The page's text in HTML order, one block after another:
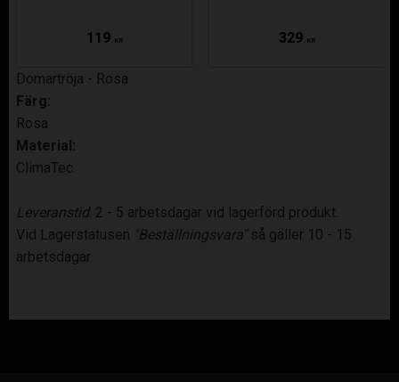
119 KR 329 KR
Domartröja - Rosa
Färg:
Rosa
Material:
ClimaTec.
Leveranstid: 2 - 5 arbetsdagar vid lagerförd produkt.
Vid Lagerstatusen "Beställningsvara"så gäller 10 - 15
arbetsdagar.